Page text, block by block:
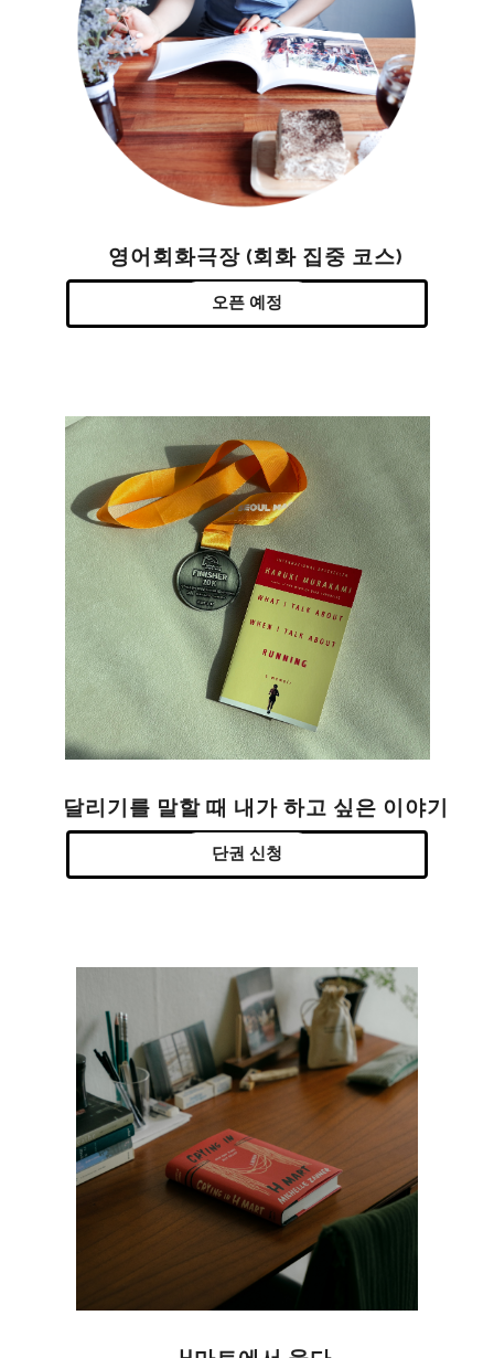
영어회화극장 (회화 집중 코스)
오픈 예정
달리기를 말할 때 내가 하고 싶은 이야기
단권 신청